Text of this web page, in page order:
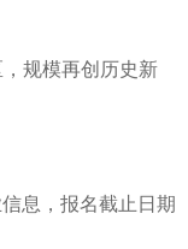
规模再创历史新
息，报名截止日期